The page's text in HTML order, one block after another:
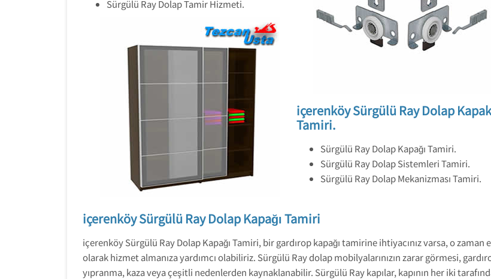
Sürgülü Ray Dolap Tamir Hizmeti.
içerenköy Sürgülü Ray Dolap Kapak
Tamiri.
Sürgülü Ray Dolap Kapağı Tamiri.
Sürgülü Ray Dolap Sistemleri Tamiri.
Sürgülü Ray Dolap Mekanizması Tamiri.
içerenköy Sürgülü Ray Dolap Kapağı Tamiri
içerenköy Sürgülü Ray Dolap Kapağı Tamiri, bir gardırop kapağı tamirine ihtiyacınız varsa, o
olarak hizmet almanıza yardımcı olabiliriz. Sürgülü Ray dolap mobilyalarınızın zarar görmesi,
yıpranma, kaza veya çeşitli nedenlerden kaynaklanabilir. Sürgülü Ray kapılar, kapının her iki